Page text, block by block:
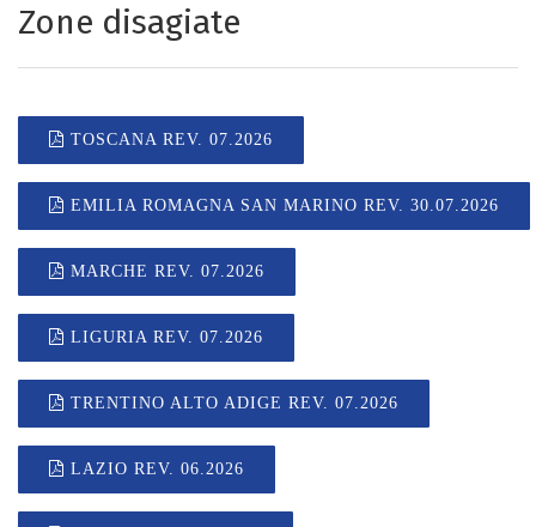
Zone disagiate
TOSCANA REV. 07.2026
EMILIA ROMAGNA SAN MARINO REV. 30.07.2026
MARCHE REV. 07.2026
LIGURIA REV. 07.2026
TRENTINO ALTO ADIGE REV. 07.2026
LAZIO REV. 06.2026